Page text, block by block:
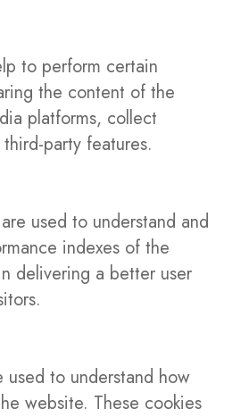
to perform certain
the content of the
platforms, collect
party features.
used to understand and
indexes of the
delivering a better user
used to understand how
website. These cookies